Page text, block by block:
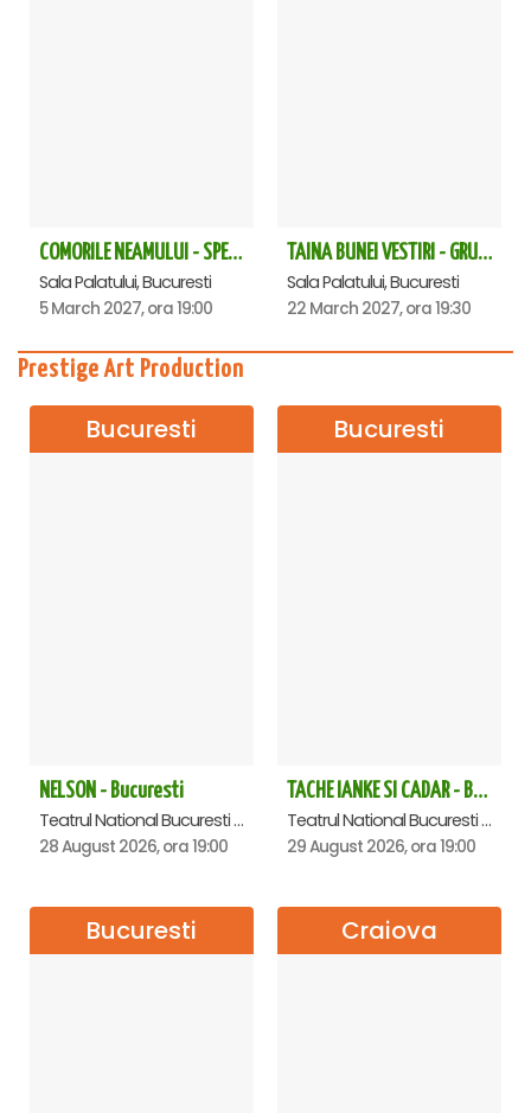
COMORILE NEAMULUI - SPECTACOL EXTRAORDINAR - Sala Palatului
Sala Palatului, Bucuresti
5 March 2027, ora 19:00
TAINA BUNEI VESTIRI - GRUPUL PSALTIC TRONOS la Sala Palatului
Sala Palatului, Bucuresti
22 March 2027, ora 19:30
Prestige Art Production
Bucuresti
NELSON - Bucuresti
Teatrul National Bucuresti - Sala Ion Caramitru, Bucuresti
28 August 2026, ora 19:00
Bucuresti
TACHE IANKE SI CADAR - Bucuresti
Teatrul National Bucuresti - Sala Ion Caramitru, Bucuresti
29 August 2026, ora 19:00
Bucuresti Craiova